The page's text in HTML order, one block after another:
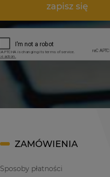
zapisz się
ZAMÓWIENIA
Sposoby płatności